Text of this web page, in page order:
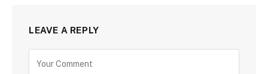
LEAVE A REPLY